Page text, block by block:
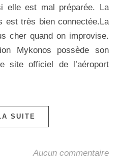
elle est mal préparée. La
est très bien connectée.La
cher quand on improvise.
Mykonos possède son
site officiel de l’aéroport
SUITE
Aucun commentaire